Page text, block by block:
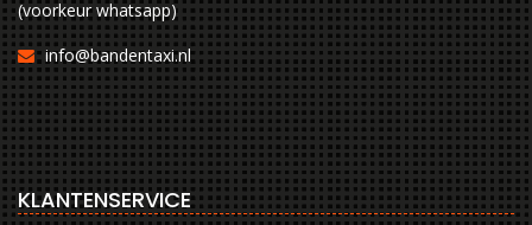
(voorkeur whatsapp)
info@bandentaxi.nl
KLANTENSERVICE